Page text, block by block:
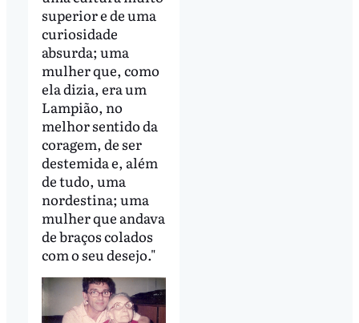
superior e de uma
curiosidade
absurda; uma
mulher que, como
ela dizia, era um
Lampião, no
melhor sentido da
coragem, de ser
destemida e, além
de tudo, uma
nordestina; uma
mulher que andava
de braços colados
com o seu desejo."